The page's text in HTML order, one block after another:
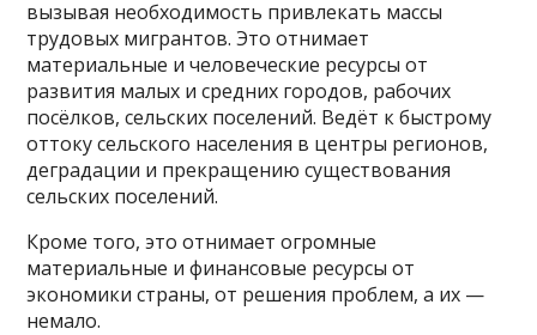
вызывая необходимость привлекать массы
трудовых мигрантов. Это отнимает
материальные и человеческие ресурсы от
развития малых и средних городов, рабочих
посёлков, сельских поселений. Ведёт к быстрому
оттоку сельского населения в центры регионов,
деградации и прекращению существования
сельских поселений.
Кроме того, это отнимает огромные
материальные и финансовые ресурсы от
экономики страны, от решения проблем, а их —
немало.